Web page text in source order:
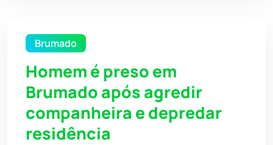
Brumado
Homem é preso em
Brumado após agredir
companheira e depredar
residência